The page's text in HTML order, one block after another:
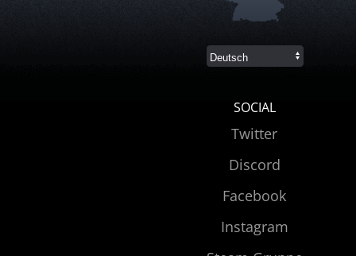
SOCIAL
Twitter
Discord
Facebook
Instagram